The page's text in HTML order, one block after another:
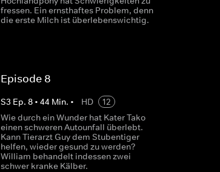
fressen. Ein ernsthaftes Problem, denn
die erste Milch ist überlebenswichtig.
Episode 8
S3 Ep. 8• 44 Min. • HD
12
Wie durch ein Wunder hat Kater Tako
einen schweren Autounfall überlebt.
Kann Tierarzt Guy dem Stubentiger
helfen, wieder gesund zu werden?
William behandelt indessen zwei
schwer kranke Kälber.